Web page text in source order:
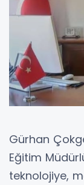
Gürhan
Eğitim
teknolojiye,